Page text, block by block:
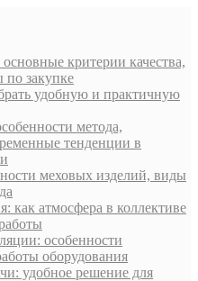
критерии качества,
по закупке
удобную и практичную
метода,
тенденции в
меховых изделий, виды
как атмосфера в коллективе
особенности
оборудования
удобное решение для